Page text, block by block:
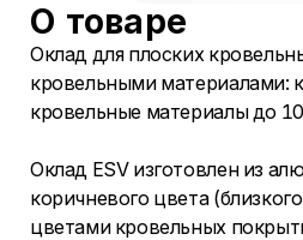
О товаре
Оклад для плоских
кровельными материалами:
кровельные материалы до
Оклад ESV изготовлен из
коричневого цвета
цветами кровельных